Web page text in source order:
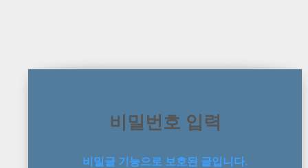
비밀번호 입력
비밀글 기능으로 보호된 글입니다.